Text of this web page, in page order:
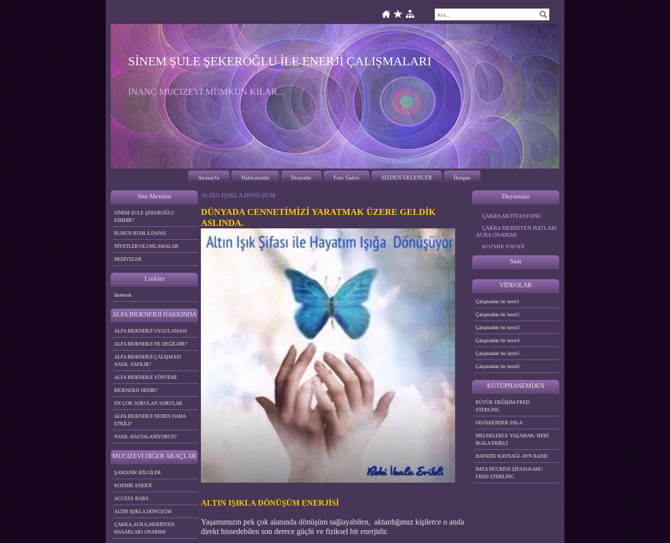
SİNEM ŞULE ŞEKEROĞLU İLE ENERJİ ÇALIŞMALARI
İNANÇ MUCİZEYİ MÜMKÜN KILAR...
Anasayfa Hakkımızda Dosyalar Foto Galeri SİZDEN GELENLER İletişim
Site Menüsü
SİNEM ŞULE ŞEKEROĞLU
KİMDİR?
RUHUN RUHLA DANSI
NİYETLER/OLUMLAMALAR
HEDİYELER
Linkler
facebook
ALFA BİOENERJİ HAKKINDA
ALFA BİOENERJİ UYGULAMASI
ALFA BİOENERJİ NE DEĞİLDİR?
ALFA BİOENERJİ ÇALIŞMASI
NASIL YAPILIR?
ALFA BİOENERJİ YÖNTEMİ
BİOENERJİ NEDİR?
EN ÇOK SORULAN SORULAR
ALFA BİOENERJİ NEDEN DAHA
ETKİLİ?
NASIL HASTALANIYORUZ?
MUCİZEVİ DİĞER ARAÇLAR
ŞAMANİK BİLGİLER
KOZMİK ENERJİ
ACCESS BARS
ALTIN IŞIKLA DÖNÜŞÜM
ÇAKRA,AURA,MERİDYEN
HASARLARI ONARIMI
ALTIN IŞIKLA DÖNÜŞÜM
DÜNYADA CENNETİMİZİ YARATMAK ÜZERE GELDİK
ASLINDA.
ALTIN IŞIKLA DÖNÜŞÜM ENERJİSİ
Yaşamımızın pek çok alanında dönüşüm sağlayabilen, aktardığımız kişilerce o anda
direkt hissedebilen son derece güçlü ve fiziksel bir enerjidir.
Duyurular
ENERJETİK TARAMA
AURA ONARIMI
UYGULAMALARI
ALFA BİOENERJİ
UYGULAMALARI
Saat
VİDEOLAR
Çalışmadan bir kesit1
Çalışmadan bir kesit2
Çalışmadan bir kesit3
Çalışmadan bir kesit4
Çalışmadan bir kesit5
Çalışmadan bir kesit6
KÜTÜPHANEMDEN
BÜYÜK DEĞİŞİM-FRED
STERLING
OD-İSKENDER PALA
MELEKLERLE YAŞAMAK- BEKİ
İKALA ERİKLİ
HAYATIN KAYNAĞI- AYN RAND
İMZA HÜCRESİ ŞİFASI-KAHU
FRED STERLING